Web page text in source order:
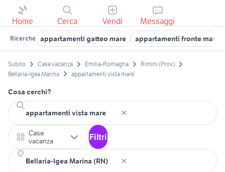
Home Cerca Vendi Messaggi
Ricerche appartamenti gatteo mare appartamenti fronte mare
Subito Case vacanza Emilia-Romagna
Rimini (Prov)
Bellaria-Igea Marina
appartamenti vista mare
Cosa cerchi?
Case
vacanza
Filtri